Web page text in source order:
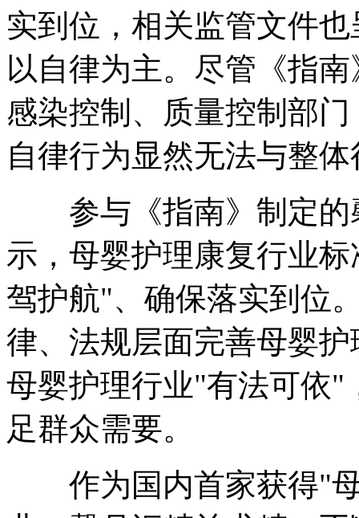
实到位，相关监管文件
以自律为主。尽管《指
感染控制、质量控制部
自律行为显然无法与整
参与《指南》制定的
示，母婴护理康复行业
驾护航"、确保落实到位
律、法规层面完善母婴
母婴护理行业"有法可依"
足群众需要。
作为国内首家获得"母